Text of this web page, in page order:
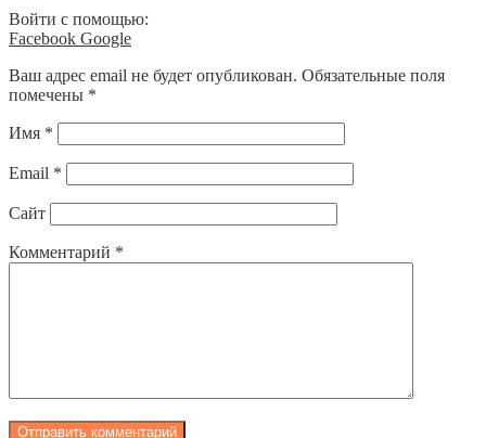
Войти с помощью:
Facebook Google
Ваш адрес email не будет опубликован. Обязательные поля
помечены *
Имя *
Email *
Сайт
Комментарий *